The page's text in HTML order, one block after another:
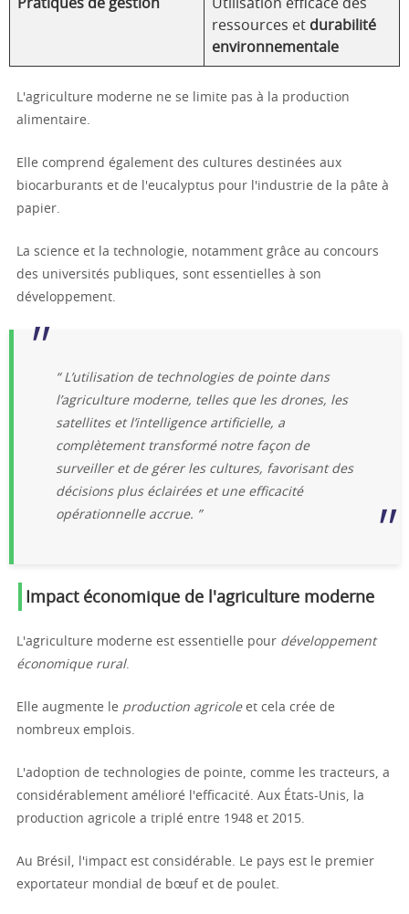
Pratiques de gestion
Utilisation efficace des
ressources et durabilité
environnementale
L'agriculture moderne ne se limite pas à la production
alimentaire.
Elle comprend également des cultures destinées aux
biocarburants et de l'eucalyptus pour l'industrie de la pâte à
papier.
La science et la technologie, notamment grâce au concours
des universités publiques, sont essentielles à son
développement.
“ L’utilisation de technologies de pointe dans
l’agriculture moderne, telles que les drones, les
satellites et l’intelligence artificielle, a
complètement transformé notre façon de
surveiller et de gérer les cultures, favorisant des
décisions plus éclairées et une efficacité
opérationnelle accrue. ”
Impact économique de l'agriculture moderne
L'agriculture moderne est essentielle pour développement
économique rural.
Elle augmente le production agricoleet cela crée de
nombreux emplois.
L'adoption de technologies de pointe, comme les tracteurs, a
considérablement amélioré l'efficacité. Aux États-Unis, la
production agricole a triplé entre 1948 et 2015.
Au Brésil, l'impact est considérable. Le pays est le premier
exportateur mondial de bœuf et de poulet.